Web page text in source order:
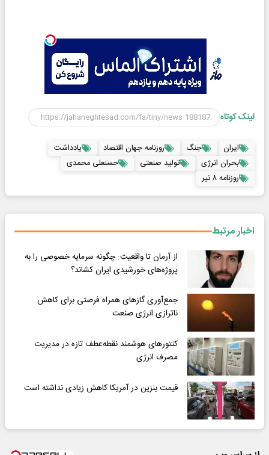
لینک کوتاه
ایران جنگ روزنامه جهان اقتصاد
یادداشت
بحران انرژی
تولید صنعتی
حسنعلی محمدی
روزنامه ۸ تیر
اخبار مرتبط
از آرمان تا واقعیت: چگونه سرمایه خصوصی را به
پروژه‌های خورشیدی ایران کشاند؟
جمع‌آوری گازهای همراه فرصتی برای کاهش
ناترازی انرژی صنعت
کنتورهای هوشمند نقطه‌عطف تازه در مدیریت
مصرف انرژی
قیمت بنزین در آمریکا کاهش زیادی نداشته است